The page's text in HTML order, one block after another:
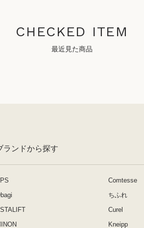
CHECKED ITEM
最近見た商品
ランドから探す
Comtesse
ちふれ
Curel
Kneipp